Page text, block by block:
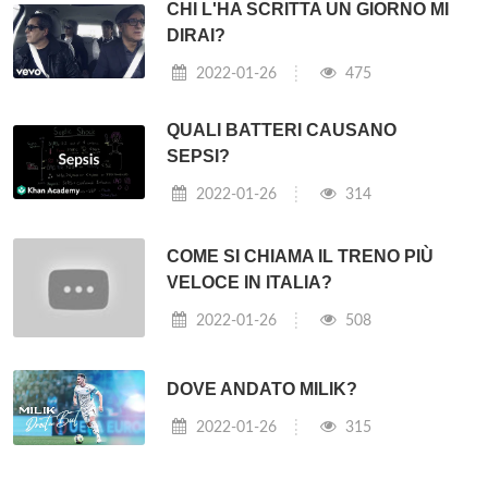
CHI L'HA SCRITTA UN GIORNO MI
DIRAI?
2022-01-26 475
QUALI BATTERI CAUSANO
SEPSI?
2022-01-26 314
COME SI CHIAMA IL TRENO PIÙ
VELOCE IN ITALIA?
2022-01-26 508
DOVE ANDATO MILIK?
2022-01-26 315